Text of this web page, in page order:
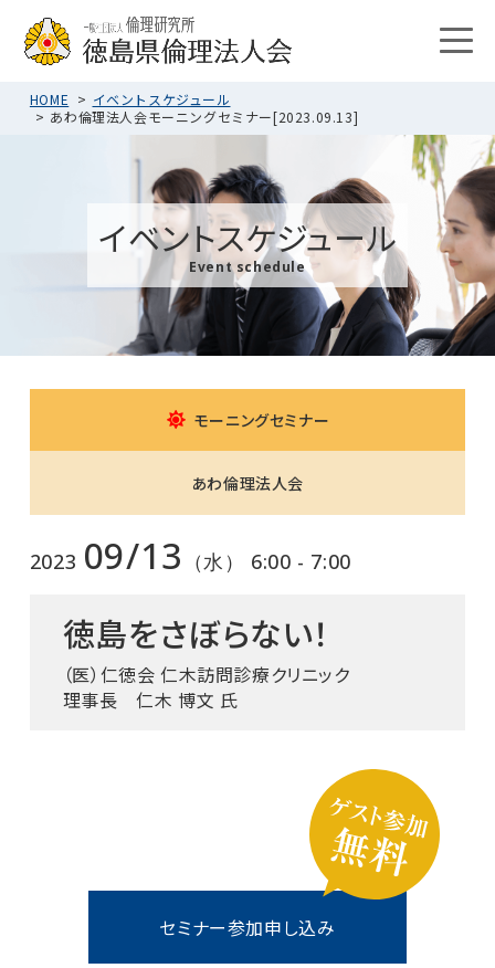
HOME
イベントスケジュール
あわ倫理法人会モーニングセミナー[2023.09.13]
イベントスケジュール
Event schedule
モーニングセミナー
あわ倫理法人会
2023 09/13 （水） 6:00 - 7:00
徳島をさぼらない！
（医）仁徳会 仁木訪問診療クリニック
理事長 仁木 博文 氏
セミナー参加申し込み